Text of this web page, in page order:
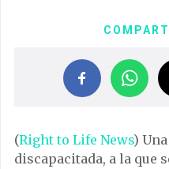
(Right to Life News)
discapacitada, a la que